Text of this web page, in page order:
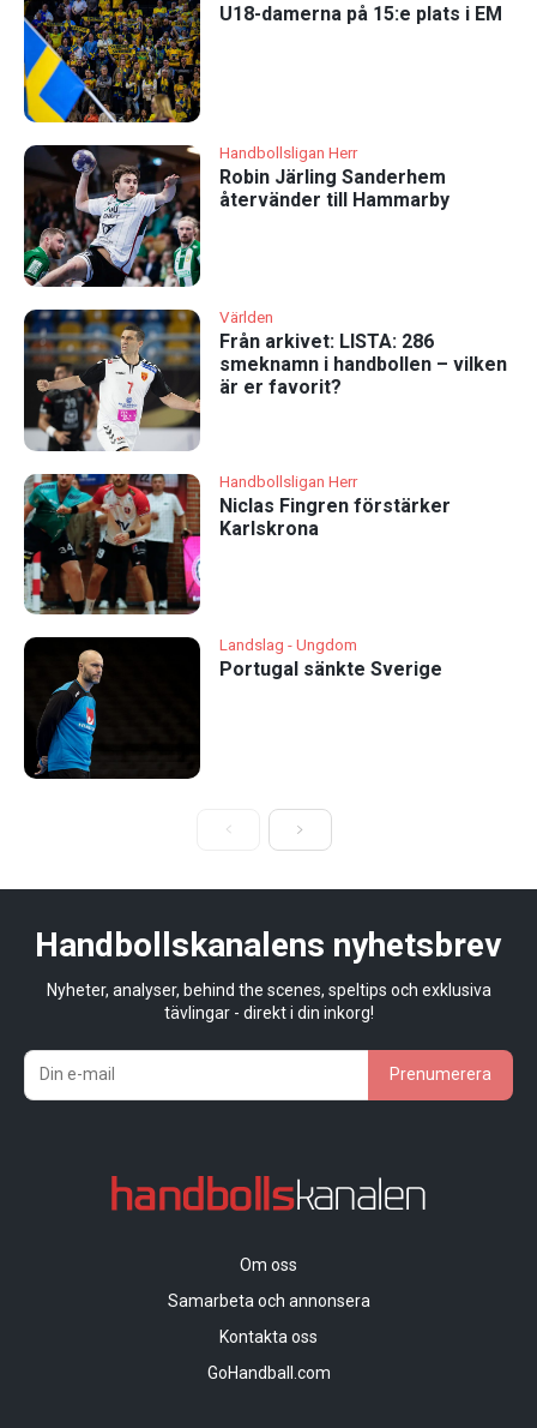
U18-damerna på 15:e plats i EM
Handbollsligan Herr
Robin Järling Sanderhem
återvänder till Hammarby
Världen
Från arkivet: LISTA: 286
smeknamn i handbollen – vilken
är er favorit?
Handbollsligan Herr
Niclas Fingren förstärker
Karlskrona
Landslag - Ungdom
Portugal sänkte Sverige
Handbollskanalens nyhetsbrev
Nyheter, analyser, behind the scenes, speltips och exklusiva
tävlingar - direkt i din inkorg!
Prenumerera
Om oss
Samarbeta och annonsera
Kontakta oss
GoHandball.com